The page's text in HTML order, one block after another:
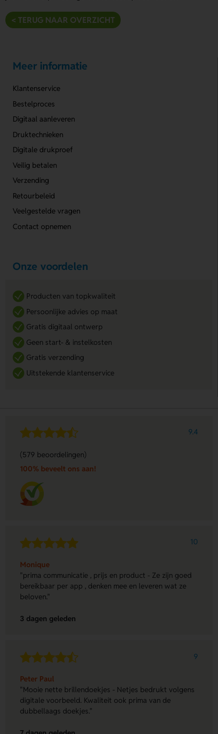
< TERUG NAAR OVERZICHT
Meer informatie
Klantenservice
Bestelproces
Digitaal aanleveren
Druktechnieken
Digitale drukproef
Veilig betalen
Verzending
Retourbeleid
Veelgestelde vragen
Contact opnemen
Onze voordelen
Producten van topkwaliteit
Persoonlijke advies op maat
Gratis digitaal ontwerp
Geen start- & instelkosten
Gratis verzending
Uitstekende klantenservice
9.4
(579 beoordelingen)
100% beveelt ons aan!
10
Monique
"prima communicatie , prijs en product - Ze zijn goed
bereikbaar per app , denken mee en leveren wat ze
beloven."
3 dagen geleden
9
Peter Paul
"Mooie nette brillendoekjes - Netjes bedrukt volgens
digitale voorbeeld. Kwaliteit ook prima van de
dubbellaags doekjes."